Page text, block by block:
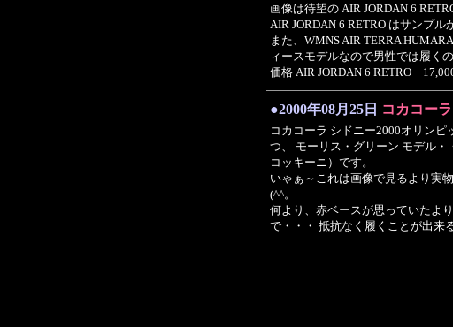
画像は待望の AIR JORDAN 6
AIR JORDAN 6 RETRO はサンプ
また、WMNS AIR TERRA
ィースモデルなので男性では履く
価格 AIR JORDAN 6 RETRO
●2000年08月25日 コカコー
コカコーラ シドニー2000オリンピ
つ、 モーリス・グリーン モデル
コッキーニ）です。
いゃぁ～これは画像で見るより実
(^^。
何より、赤ベースが思っていたよ
で・・・ 抵抗なく履くことが出来